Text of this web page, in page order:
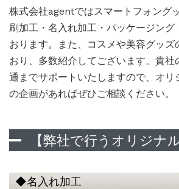
株式会社agentではスマートフォング
刷加工・名入れ加工・パッケージング
おります。また、コスメや美容グッズ
おり、多数紹介してございます。貴社
通までサポートいたしますので、オリ
の企画があればぜひご相談ください。
【弊社で行うオリジナ
◆名入れ加工